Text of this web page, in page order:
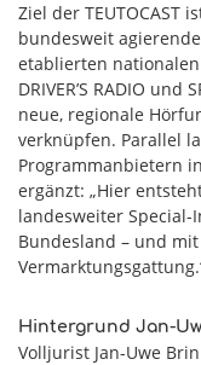
Ziel der TEUTOCAST
bundesweit
etablierten nationalen
DRIVER’S RADIO und
neue, regionale
verknüpfen. Parallel
Programmanbietern
ergänzt: „Hier
landesweiter Special-
Bundesland – und
Hintergrund Jan-
Volljurist Jan-Uwe